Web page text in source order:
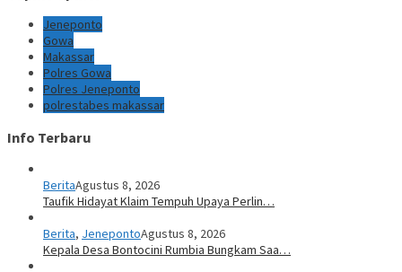
Jeneponto
Gowa
Makassar
Polres Gowa
Polres Jeneponto
polrestabes makassar
Info Terbaru
BeritaAgustus 8, 2026
Taufik Hidayat Klaim Tempuh Upaya Perlin…
Berita, JenepontoAgustus 8, 2026
Kepala Desa Bontocini Rumbia Bungkam Saa…